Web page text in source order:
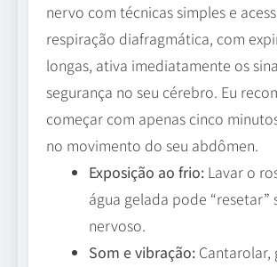
nervo com técnicas simples e
respiração diafragmática, com
longas, ativa imediatamente os
segurança no seu cérebro. Eu
começar com apenas cinco
no movimento do seu abdômen.
Exposição ao frio: Lavar o
água gelada pode “resetar”
nervoso.
Som e vibração: Cantarolar,